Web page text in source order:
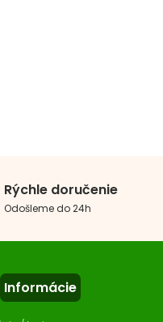
Rýchle doručenie
Odošleme do 24h
Informácie